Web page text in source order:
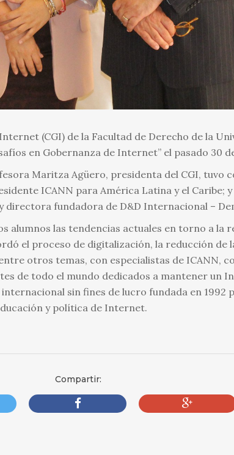
(CGI) de la Facultad de Derecho de la
en Gobernanza de Internet” el pasado 30
Maritza Agüero, presidenta del CGI, tuvo
ICANN para América Latina y el Caribe;
directora fundadora de D&D Internacional –
alumnos las tendencias actuales en torno a la
el proceso de digitalización, la reducción de
otros temas, con especialistas de ICANN,
de todo el mundo dedicados a mantener un
sin fines de lucro fundada en
y política de Internet.
Compartir: